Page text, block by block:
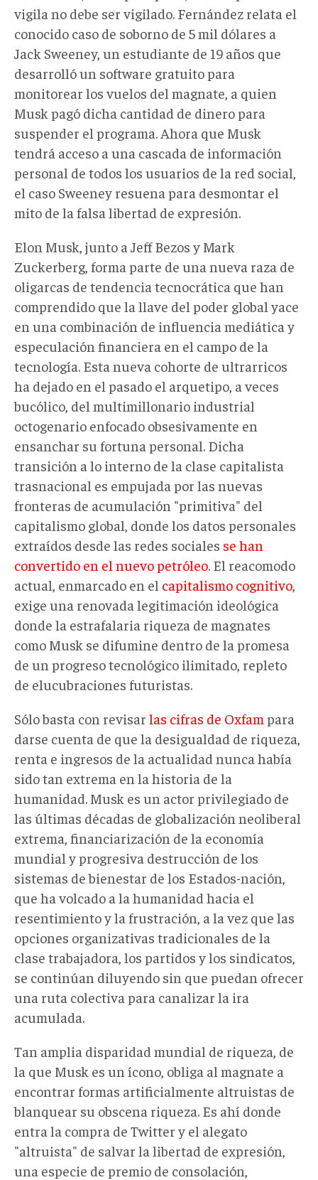
vigila no debe ser vigilado. Fernández relata el
conocido caso de soborno de 5 mil dólares a
Jack Sweeney, un estudiante de 19 años que
desarrolló un software gratuito para
monitorear los vuelos del magnate, a quien
Musk pagó dicha cantidad de dinero para
suspender el programa. Ahora que Musk
tendrá acceso a una cascada de información
personal de todos los usuarios de la red social,
el caso Sweeney resuena para desmontar el
mito de la falsa libertad de expresión.
Elon Musk, junto a Jeff Bezos y Mark
Zuckerberg, forma parte de una nueva raza de
oligarcas de tendencia tecnocrática que han
comprendido que la llave del poder global yace
en una combinación de influencia mediática y
especulación financiera en el campo de la
tecnología. Esta nueva cohorte de ultrarricos
ha dejado en el pasado el arquetipo, a veces
bucólico, del multimillonario industrial
octogenario enfocado obsesivamente en
ensanchar su fortuna personal. Dicha
transición a lo interno de la clase capitalista
trasnacional es empujada por las nuevas
fronteras de acumulación "primitiva" del
capitalismo global, donde los datos personales
extraídos desde las redes sociales se han
convertido en el nuevo petróleo. El reacomodo
actual, enmarcado en el capitalismo cognitivo
exige una renovada legitimación ideológica
donde la estrafalaria riqueza de magnates
como Musk se difumine dentro de la promesa
de un progreso tecnológico ilimitado, repleto
de elucubraciones futuristas.
Sólo basta con revisar las cifras de Oxfam para
darse cuenta de que la desigualdad de riqueza,
renta e ingresos de la actualidad nunca había
sido tan extrema en la historia de la
humanidad. Musk es un actor privilegiado de
las últimas décadas de globalización neoliberal
extrema, financiarización de la economía
mundial y progresiva destrucción de los
sistemas de bienestar de los Estados-nación,
que ha volcado a la humanidad hacia el
resentimiento y la frustración, a la vez que las
opciones organizativas tradicionales de la
clase trabajadora, los partidos y los sindicatos,
se continúan diluyendo sin que puedan ofrecer
una ruta colectiva para canalizar la ira
acumulada.
Tan amplia disparidad mundial de riqueza, de
la que Musk es un ícono, obliga al magnate a
encontrar formas artificialmente altruistas de
blanquear su obscena riqueza. Es ahí donde
entra la compra de Twitter y el alegato
"altruista" de salvar la libertad de expresión,
una especie de premio de consolación,